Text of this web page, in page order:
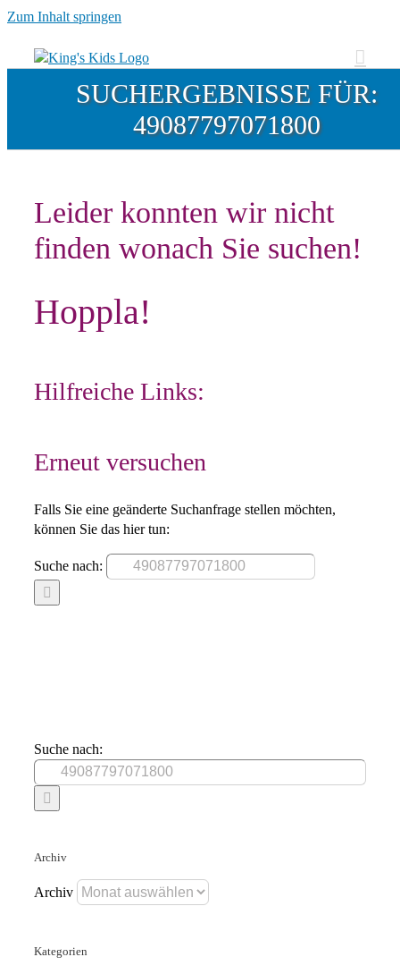
Zum Inhalt springen
SUCHERGEBNISSE FÜR:
49087797071800
Leider konnten wir nicht
finden wonach Sie suchen!
Hoppla!
Hilfreiche Links:
Erneut versuchen
Falls Sie eine geänderte Suchanfrage stellen möchten,
können Sie das hier tun:
Suche nach:
Suche nach:
Archiv
Archiv
Kategorien